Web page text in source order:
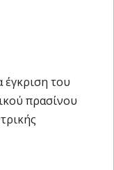
έγκριση του
πρασίνου